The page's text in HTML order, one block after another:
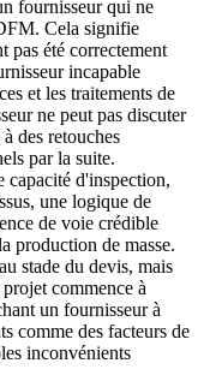
fournisseur qui ne
Cela signifie
pas été correctement
incapable
et les traitements de
ne peut pas discuter
des retouches
par la suite.
capacité d'inspection,
une logique de
de voie crédible
production de masse.
stade du devis, mais
commence à
un fournisseur à
comme des facteurs de
inconvénients